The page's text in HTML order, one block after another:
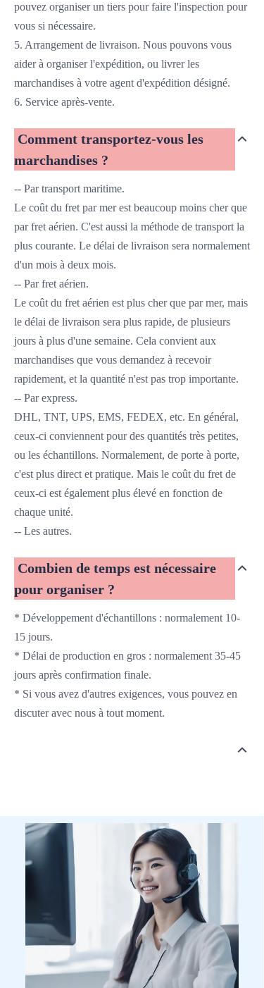
pouvez organiser un tiers pour faire l'inspection pour
vous si nécessaire.
5. Arrangement de livraison. Nous pouvons vous
aider à organiser l'expédition, ou livrer les
marchandises à votre agent d'expédition désigné.
6. Service après-vente.
Comment transportez-vous les
marchandises ?
-- Par transport maritime.
Le coût du fret par mer est beaucoup moins cher que
par fret aérien. C'est aussi la méthode de transport la
plus courante. Le délai de livraison sera normalement
d'un mois à deux mois.
-- Par fret aérien.
Le coût du fret aérien est plus cher que par mer, mais
le délai de livraison sera plus rapide, de plusieurs
jours à plus d'une semaine. Cela convient aux
marchandises que vous demandez à recevoir
rapidement, et la quantité n'est pas trop importante.
-- Par express.
DHL, TNT, UPS, EMS, FEDEX, etc. En général,
ceux-ci conviennent pour des quantités très petites,
ou les échantillons. Normalement, de porte à porte,
c'est plus direct et pratique. Mais le coût du fret de
ceux-ci est également plus élevé en fonction de
chaque unité.
-- Les autres.
Combien de temps est nécessaire
pour organiser ?
* Développement d'échantillons : normalement 10-
15 jours.
* Délai de production en gros : normalement 35-45
jours après confirmation finale.
* Si vous avez d'autres exigences, vous pouvez en
discuter avec nous à tout moment.